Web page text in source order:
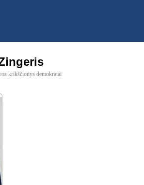
krikščionys demokratai